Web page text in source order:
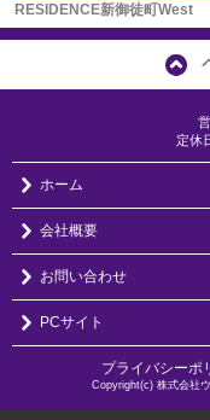
RESIDENCE新御徒町West
定休
ホーム
会社概要
お問い合わせ
PCサイト
プライバシーポ
Copyright(c) 株式会社